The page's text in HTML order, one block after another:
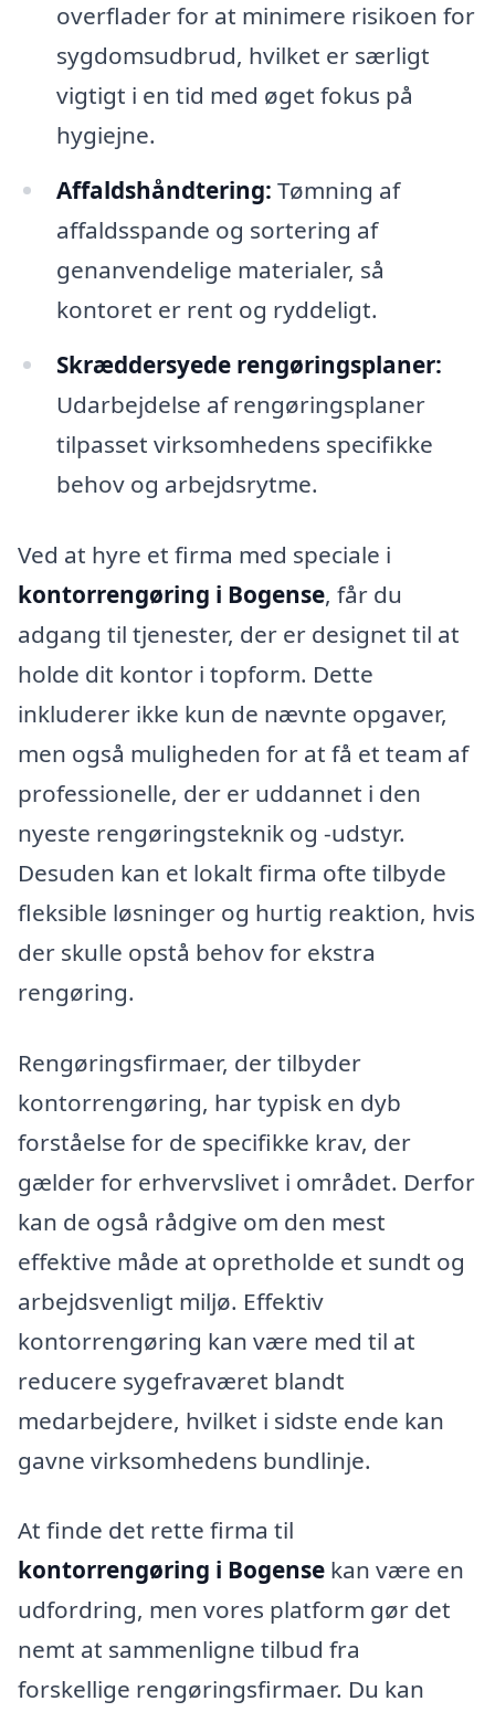
overflader for at minimere risikoen for
sygdomsudbrud, hvilket er særligt
vigtigt i en tid med øget fokus på
hygiejne.
Affaldshåndtering: Tømning af
affaldsspande og sortering af
genanvendelige materialer, så
kontoret er rent og ryddeligt.
Skræddersyede rengøringsplaner:
Udarbejdelse af rengøringsplaner
tilpasset virksomhedens specifikke
behov og arbejdsrytme.
Ved at hyre et firma med speciale i
kontorrengøring i Bogense, får du
adgang til tjenester, der er designet til at
holde dit kontor i topform. Dette
inkluderer ikke kun de nævnte opgaver,
men også muligheden for at få et team af
professionelle, der er uddannet i den
nyeste rengøringsteknik og -udstyr.
Desuden kan et lokalt firma ofte tilbyde
fleksible løsninger og hurtig reaktion, hvis
der skulle opstå behov for ekstra
rengøring.
Rengøringsfirmaer, der tilbyder
kontorrengøring, har typisk en dyb
forståelse for de specifikke krav, der
gælder for erhvervslivet i området. Derfor
kan de også rådgive om den mest
effektive måde at opretholde et sundt og
arbejdsvenligt miljø. Effektiv
kontorrengøring kan være med til at
reducere sygefraværet blandt
medarbejdere, hvilket i sidste ende kan
gavne virksomhedens bundlinje.
At finde det rette firma til
kontorrengøring i Bogense kan være en
udfordring, men vores platform gør det
nemt at sammenligne tilbud fra
forskellige rengøringsfirmaer. Du kan